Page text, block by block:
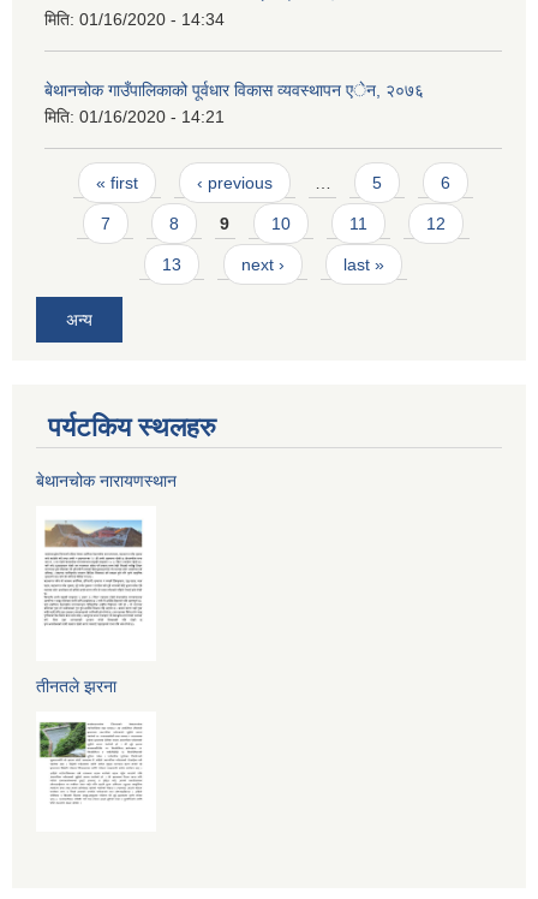
मिति: 01/16/2020 - 14:34
बेथानचोक गाउँपालिकाको पूर्वधार विकास व्यवस्थापन एेन, २०७६
मिति: 01/16/2020 - 14:21
Pages
« first ‹ previous 5 6
7 8 9 10 11 12
13 next › last »
अन्य
पर्यटकिय स्थलहरु
बेथानचोक नारायणस्थान
तीनतले झरना